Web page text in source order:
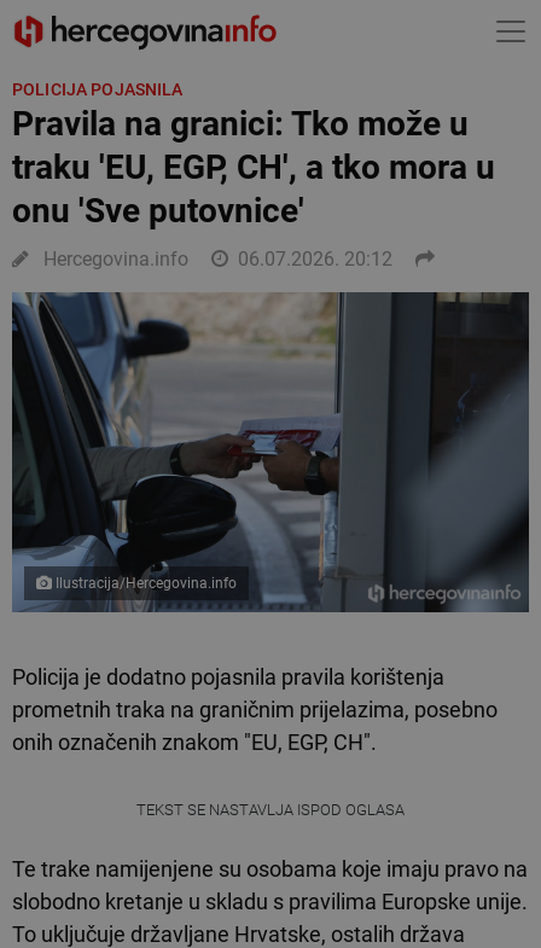
POLICIJA POJASNILA
Pravila na granici: Tko može u
traku 'EU, EGP, CH', a tko mora u
onu 'Sve putovnice'
Hercegovina.info 06.07.2026. 20:12
Ilustracija/Hercegovina.info
Policija je dodatno pojasnila pravila korištenja
prometnih traka na graničnim prijelazima, posebno
onih označenih znakom "EU, EGP, CH".
TEKST SE NASTAVLJA ISPOD OGLASA
Te trake namijenjene su osobama koje imaju pravo na
slobodno kretanje u skladu s pravilima Europske unije.
To uključuje državljane Hrvatske, ostalih država